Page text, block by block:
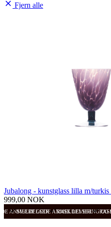
Fjern alle
Jubalong - kunstglass lilla m/turkis
999,00 NOK
ANMELDELSER RASK LEVERING OG
SVÆRT GODE ANMELDELSER